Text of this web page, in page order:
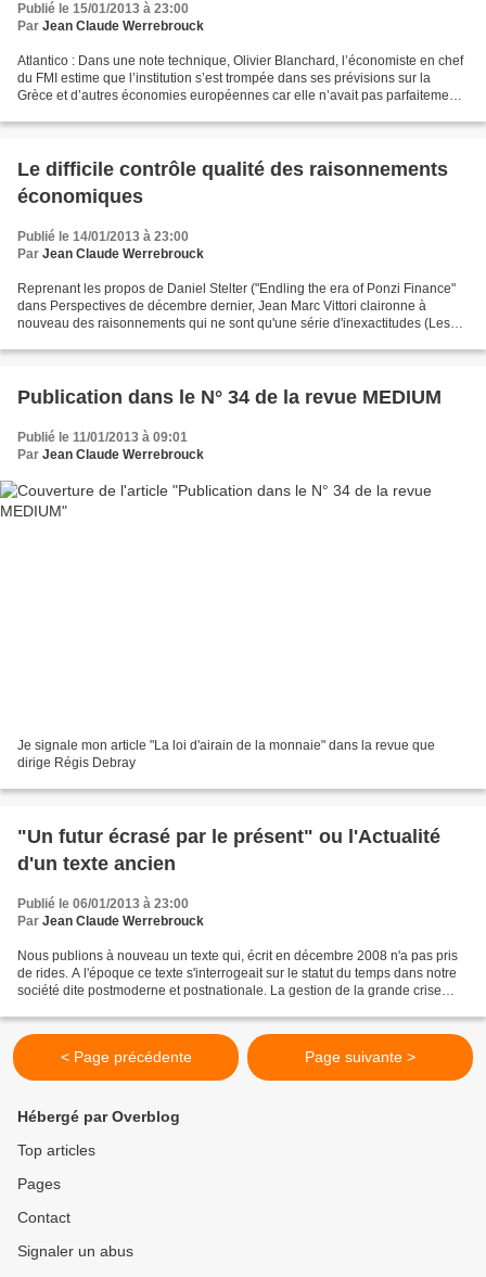
Publié le 15/01/2013 à 23:00
Par Jean Claude Werrebrouck
Atlantico : Dans une note technique, Olivier Blanchard, l’économiste en chef
du FMI estime que l’institution s’est trompée dans ses prévisions sur la
Grèce et d’autres économies européennes car elle n’avait pas parfaitement
Le difficile contrôle qualité des raisonnements
économiques
Publié le 14/01/2013 à 23:00
Par Jean Claude Werrebrouck
Reprenant les propos de Daniel Stelter ("Endling the era of Ponzi Finance"
dans Perspectives de décembre dernier, Jean Marc Vittori claironne à
nouveau des raisonnements qui ne sont qu'une série d'inexactitudes (Les
Publication dans le N° 34 de la revue MEDIUM
Publié le 11/01/2013 à 09:01
Par Jean Claude Werrebrouck
Je signale mon article "La loi d'airain de la monnaie" dans la revue que
dirige Régis Debray
"Un futur écrasé par le présent" ou l'Actualité
d'un texte ancien
Publié le 06/01/2013 à 23:00
Par Jean Claude Werrebrouck
Nous publions à nouveau un texte qui, écrit en décembre 2008 n'a pas pris
de rides. A l'époque ce texte s'interrogeait sur le statut du temps dans notre
société dite postmoderne et postnationale. La gestion de la grande crise
< Page précédente Page suivante >
Hébergé par Overblog
Top articles
Pages
Contact
Signaler un abus